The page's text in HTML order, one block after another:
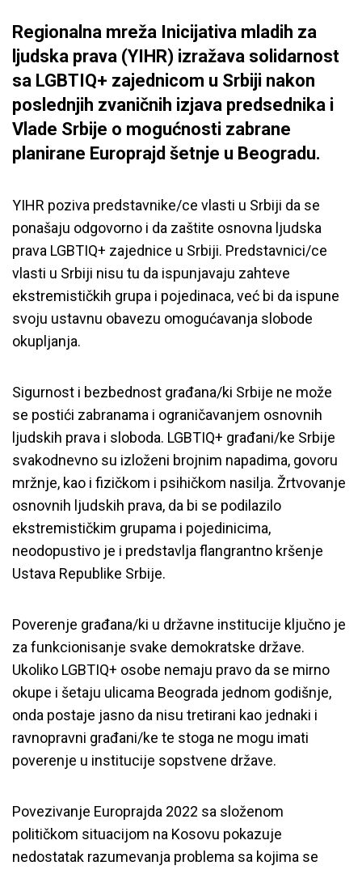
Regionalna mreža Inicijativa mladih za
ljudska prava (YIHR) izražava solidarnost
sa LGBTIQ+ zajednicom u Srbiji nakon
poslednjih zvaničnih izjava predsednika i
Vlade Srbije o mogućnosti zabrane
planirane Europrajd šetnje u Beogradu.
YIHR poziva predstavnike/ce vlasti u Srbiji da se
ponašaju odgovorno i da zaštite osnovna ljudska
prava LGBTIQ+ zajednice u Srbiji. Predstavnici/ce
vlasti u Srbiji nisu tu da ispunjavaju zahteve
ekstremističkih grupa i pojedinaca, već bi da ispune
svoju ustavnu obavezu omogućavanja slobode
okupljanja.
Sigurnost i bezbednost građana/ki Srbije ne može
se postići zabranama i ograničavanjem osnovnih
ljudskih prava i sloboda. LGBTIQ+ građani/ke Srbije
svakodnevno su izloženi brojnim napadima, govoru
mržnje, kao i fizičkom i psihičkom nasilja. Žrtvovanje
osnovnih ljudskih prava, da bi se podilazilo
ekstremističkim grupama i pojedinicima,
neodopustivo je i predstavlja flangrantno kršenje
Ustava Republike Srbije.
Poverenje građana/ki u državne institucije ključno je
za funkcionisanje svake demokratske države.
Ukoliko LGBTIQ+ osobe nemaju pravo da se mirno
okupe i šetaju ulicama Beograda jednom godišnje,
onda postaje jasno da nisu tretirani kao jednaki i
ravnopravni građani/ke te stoga ne mogu imati
poverenje u institucije sopstvene države.
Povezivanje Europrajda 2022 sa složenom
političkom situacijom na Kosovu pokazuje
nedostatak razumevanja problema sa kojima se